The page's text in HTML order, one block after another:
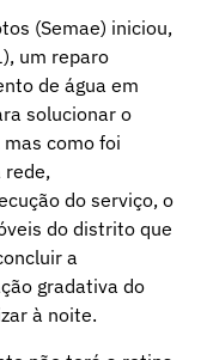
(Semae) iniciou,
um reparo
de água em
solucionar o
como foi
rede,
do serviço, o
do distrito que
a
gradativa do
à noite.